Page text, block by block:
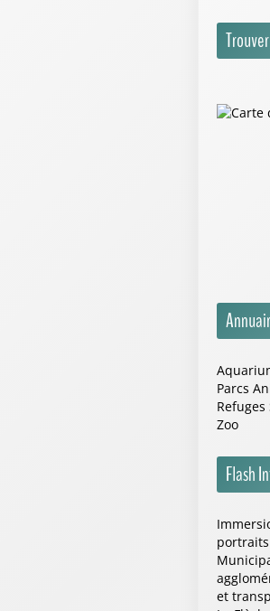
Parcs
Refuges
Zoo
Flash
et